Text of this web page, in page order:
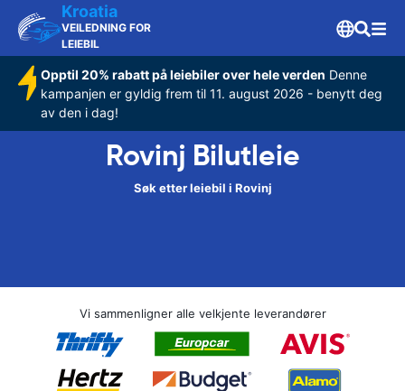
Kroatia
VEILEDNING FOR
LEIEBIL
Opptil 20% rabatt på leiebiler over hele verden Denne
kampanjen er gyldig frem til 11. august 2026 - benytt deg
av den i dag!
Rovinj Bilutleie
Søk etter leiebil i Rovinj
Vi sammenligner alle velkjente leverandører